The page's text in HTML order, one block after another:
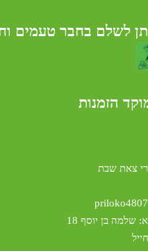
לשלם בחבר טעמים
הזמנות
צאת שבת
p
שלמה בן יוסף 18